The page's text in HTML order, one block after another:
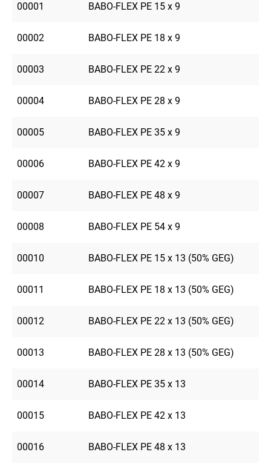
00001 BABO-FLEX PE 15 x 9
00002 BABO-FLEX PE 18 x 9
00003 BABO-FLEX PE 22 x 9
00004 BABO-FLEX PE 28 x 9
00005 BABO-FLEX PE 35 x 9
00006 BABO-FLEX PE 42 x 9
00007 BABO-FLEX PE 48 x 9
00008 BABO-FLEX PE 54 x 9
00010 BABO-FLEX PE 15 x 13 (50% GEG)
00011 BABO-FLEX PE 18 x 13 (50% GEG)
00012 BABO-FLEX PE 22 x 13 (50% GEG)
00013 BABO-FLEX PE 28 x 13 (50% GEG)
00014 BABO-FLEX PE 35 x 13
00015 BABO-FLEX PE 42 x 13
00016 BABO-FLEX PE 48 x 13